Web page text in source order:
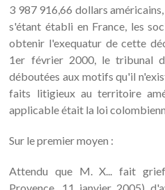
3 987 916,66 dollars
s'étant établi en France, les
obtenir l'exequatur de cette
1er février 2000, le tribunal
déboutées aux motifs qu'il
faits litigieux au territoire
applicable était la loi
Sur le premier moyen :
Attendu que M. X... fait